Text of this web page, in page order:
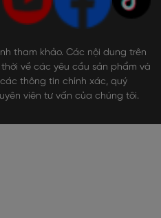
tham khảo. Các nội dung trên
về các yêu cầu sản phẩm và
thông tin chính xác, quý
viên tư vấn của chúng tôi.